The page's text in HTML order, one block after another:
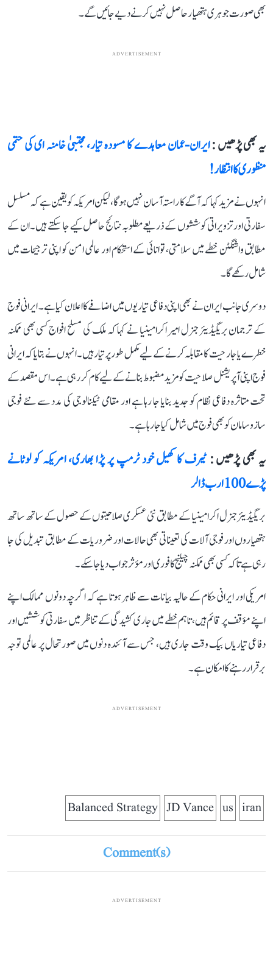
بھی صورت جوہری ہتھیار حاصل نہیں کرنے دیے جائیں گے۔
ADVERTISEMENT
یہ بھی پڑھیں :ایران-عمان معاہدے کا مسودہ تیار، مجتبیٰ خامنہ ای کی حتمی
منظوری کا انتظار!
انہوں نے مزید کہا کہ آگے کا راستہ آسان نہیں ہوگا، لیکن امریکہ کو یقین ہے کہ مسلسل
سفارتی اور تزویراتی کوششوں کے ذریعے مطلوبہ نتائج حاصل کیے جا سکتے ہیں۔ ان کے
مطابق واشنگٹن خطے میں سلامتی، توانائی کے استحکام اور عالمی امن کو اپنی ترجیحات میں
شامل رکھے گا۔
دوسری جانب ایران نے بھی اپنی دفاعی تیاریوں میں اضافے کا اعلان کیا ہے۔ ایرانی فوج
کے ترجمان بریگیڈیئر جنرل امیر اکرامینیا نے کہا کہ ملک کی مسلح افواج کسی بھی ممکنہ
خطرے یا جارحیت کا مقابلہ کرنے کے لیے مکمل طور پر تیار ہیں۔ انہوں نے بتایا کہ ایرانی
فوج اپنی آپریشنل صلاحیت کو مزید مضبوط بنانے کے لیے کام کر رہی ہے۔ اس مقصد کے
تحت متاثرہ دفاعی نظام کو جدید بنایا جا رہا ہے اور مقامی ٹیکنالوجی کی مدد سے نئے فوجی
سازوسامان کو بھی فوج میں شامل کیا جا رہا ہے۔
یہ بھی پڑھیں :ٹیرف کا کھیل خود ٹرمپ پر پڑا بھاری، امریکہ کو لوٹانے
پڑے 100 ارب ڈالر
بریگیڈیئر جنرل اکرامینیا کے مطابق نئی عسکری صلاحیتوں کے حصول کے ساتھ ساتھ
ہتھیاروں اور فوجی آلات کی تعیناتی بھی حالات اور ضروریات کے مطابق تبدیل کی جا
رہی ہے تاکہ کسی بھی ممکنہ چیلنج کا فوری اور مؤثر جواب دیا جا سکے۔
امریکی اور ایرانی حکام کے حالیہ بیانات سے ظاہر ہوتا ہے کہ اگرچہ دونوں ممالک اپنے
اپنے مؤقف پر قائم ہیں، تاہم خطے میں جاری کشیدگی کے تناظر میں سفارتی کوششیں اور
دفاعی تیاریاں بیک وقت جاری ہیں، جس سے آئندہ دنوں میں صورتحال پر عالمی توجہ
برقرار رہنے کا امکان ہے۔
ADVERTISEMENT
iran
us
JD Vance
Balanced Strategy
Comment(s)
ADVERTISEMENT